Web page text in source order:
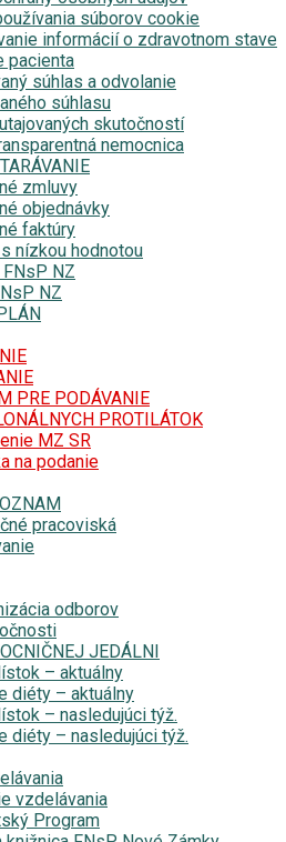
súborov cookie
informácií o zdravotnom stave
pacienta
súhlas a odvolanie
súhlasu
skutočností
nemocnica
zmluvy
objednávky
faktúry
nízkou hodnotou
NZ
NZ
PRE PODÁVANIE
PROTILÁTOK
MZ SR
na podanie
pracoviská
odborov
JEDÁLNI
– aktuálny
diéty – aktuálny
– nasledujúci týž.
diéty – nasledujúci týž.
vzdelávania
Program